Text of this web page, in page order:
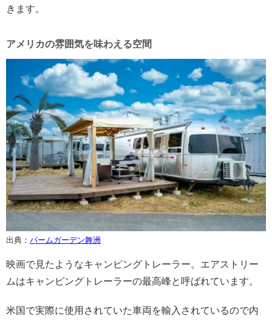
きます。
アメリカの雰囲気を味わえる空間
出典： パームガーデン舞洲
映画で見たようなキャンピングトレーラー。エアストリー
ムはキャンピングトレーラーの最高峰と呼ばれています。
米国で実際に使用されていた車両を輸入されているので内